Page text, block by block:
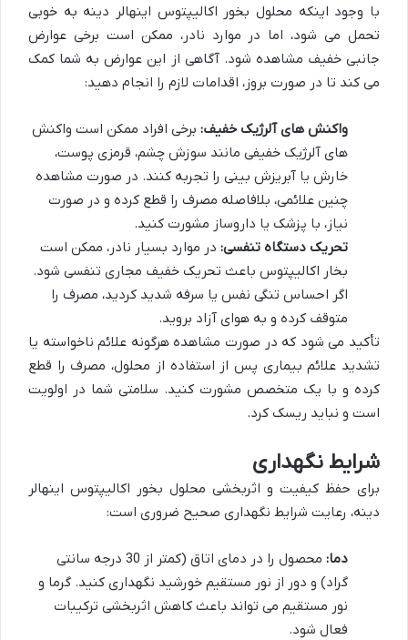
با وجود اینکه محلول بخور اکالیپتوس اینهالر دینه به خوبی
تحمل می شود، اما در موارد نادر، ممکن است برخی عوارض
جانبی خفیف مشاهده شود. آگاهی از این عوارض به شما کمک
می کند تا در صورت بروز، اقدامات لازم را انجام دهید:
واکنش های آلرژیک خفیف: برخی افراد ممکن است واکنش
های آلرژیک خفیفی مانند سوزش چشم، قرمزی پوست،
خارش یا آبریزش بینی را تجربه کنند. در صورت مشاهده
چنین علائمی، بلافاصله مصرف را قطع کرده و در صورت
نیاز، با پزشک یا داروساز مشورت کنید.
تحریک دستگاه تنفسی: در موارد بسیار نادر، ممکن است
بخار اکالیپتوس باعث تحریک خفیف مجاری تنفسی شود.
اگر احساس تنگی نفس یا سرفه شدید کردید، مصرف را
متوقف کرده و به هوای آزاد بروید.
تأکید می شود که در صورت مشاهده هرگونه علائم ناخواسته یا
تشدید علائم بیماری پس از استفاده از محلول، مصرف را قطع
کرده و با یک متخصص مشورت کنید. سلامتی شما در اولویت
است و نباید ریسک کرد.
شرایط نگهداری
برای حفظ کیفیت و اثربخشی محلول بخور اکالیپتوس اینهالر
دینه، رعایت شرایط نگهداری صحیح ضروری است:
دما:
محصول را در دمای اتاق (کمتر از 30 درجه سانتی
گراد) و دور از نور مستقیم خورشید نگهداری کنید. گرما و
نور مستقیم می تواند باعث کاهش اثربخشی ترکیبات
فعال شود.